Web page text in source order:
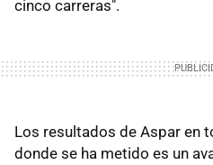
cinco carreras".
Los resultados de Aspar en
donde se ha metido es un